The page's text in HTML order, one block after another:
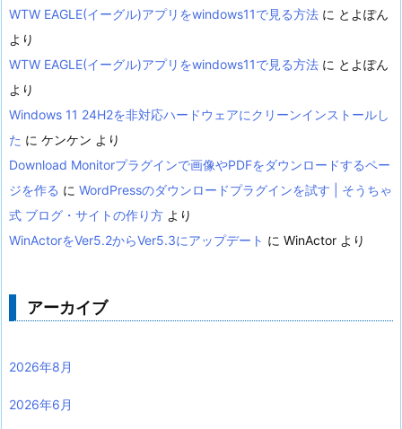
WTW EAGLE(イーグル)アプリをwindows11で見る方法 に とよぽん
より
WTW EAGLE(イーグル)アプリをwindows11で見る方法 に とよぽん
より
Windows 11 24H2を非対応ハードウェアにクリーンインストールし
た に ケンケン より
Download Monitorプラグインで画像やPDFをダウンロードするペー
ジを作る に WordPressのダウンロードプラグインを試す | そうちゃ
式 ブログ・サイトの作り方 より
WinActorをVer5.2からVer5.3にアップデート に WinActor より
アーカイブ
2026年8月
2026年6月